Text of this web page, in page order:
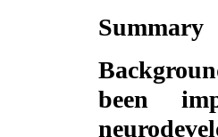
Summary
been